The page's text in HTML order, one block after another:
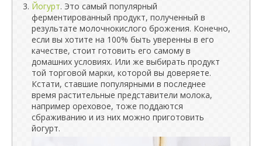
Йогурт. Это самый популярный
ферментированный продукт, полученный в
результате молочнокислого брожения. Конечно,
если вы хотите на 100% быть уверенны в его
качестве, стоит готовить его самому в
домашних условиях. Или же выбирать продукт
той торговой марки, которой вы доверяете.
Кстати, ставшие популярными в последнее
время растительные представители молока,
например ореховое, тоже поддаются
сбраживанию и из них можно приготовить
йогурт.